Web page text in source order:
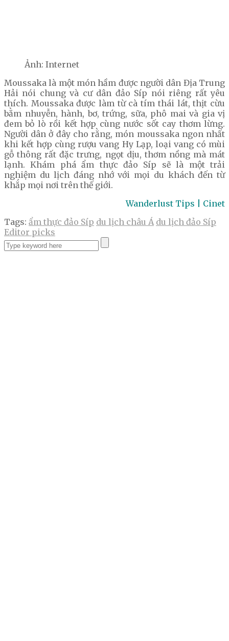
Ảnh: Internet
Moussaka là một món hầm được người dân Địa Trung
Hải nói chung và cư dân đảo Síp nói riêng rất yêu
thích. Moussaka được làm từ cà tím thái lát, thịt cừu
bằm nhuyễn, hành, bơ, trứng, sữa, phô mai và gia vị
đem bỏ lò rồi kết hợp cùng nước sốt cay thơm lừng.
Người dân ở đây cho rằng, món moussaka ngon nhất
khi kết hợp cùng rượu vang Hy Lạp, loại vang có mùi
gỗ thông rất đặc trưng, ngọt dịu, thơm nồng mà mát
lạnh. Khám phá ẩm thực đảo Síp sẽ là một trải
nghiệm du lịch đáng nhớ với mọi du khách đến từ
khắp mọi nơi trên thế giới.
Wanderlust Tips | Cinet
Tags: ẩm thực đảo Síp du lịch châu Á du lịch đảo Síp
Editor picks